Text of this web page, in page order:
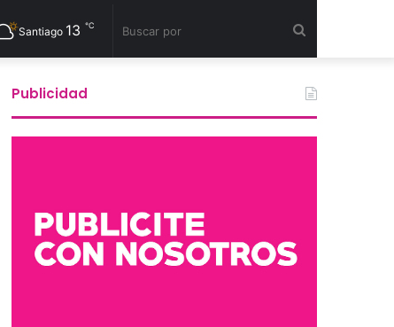
por
Santiago 13 ℃
Publicidad